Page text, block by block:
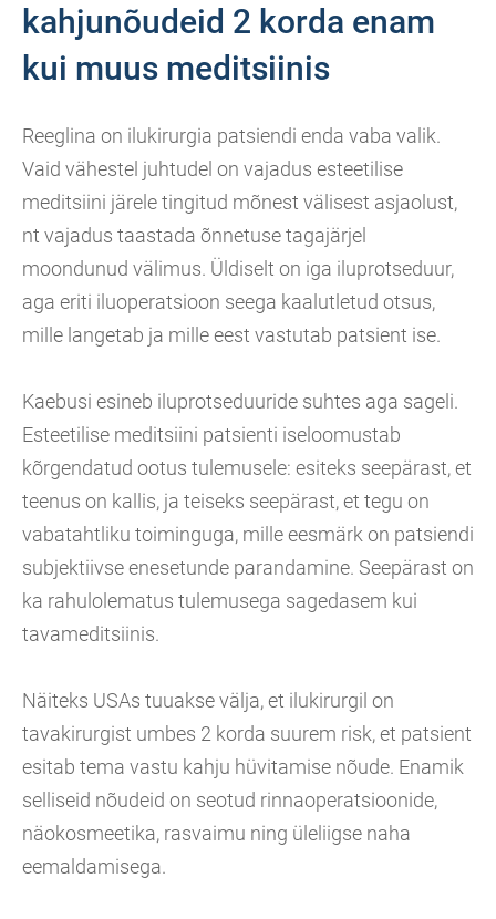
kahjunõudeid 2 korda enam
kui muus meditsiinis
Reeglina on ilukirurgia patsiendi enda vaba valik.
Vaid vähestel juhtudel on vajadus esteetilise
meditsiini järele tingitud mõnest välisest asjaolust,
nt vajadus taastada õnnetuse tagajärjel
moondunud välimus. Üldiselt on iga iluprotseduur,
aga eriti iluoperatsioon seega kaalutletud otsus,
mille langetab ja mille eest vastutab patsient ise.
Kaebusi esineb iluprotseduuride suhtes aga sageli.
Esteetilise meditsiini patsienti iseloomustab
kõrgendatud ootus tulemusele: esiteks seepärast, et
teenus on kallis, ja teiseks seepärast, et tegu on
vabatahtliku toiminguga, mille eesmärk on patsiendi
subjektiivse enesetunde parandamine. Seepärast on
ka rahulolematus tulemusega sagedasem kui
tavameditsiinis.
Näiteks USAs tuuakse välja, et ilukirurgil on
tavakirurgist umbes 2 korda suurem risk, et patsient
esitab tema vastu kahju hüvitamise nõude. Enamik
selliseid nõudeid on seotud rinnaoperatsioonide,
näokosmeetika, rasvaimu ning üleliigse naha
eemaldamisega.